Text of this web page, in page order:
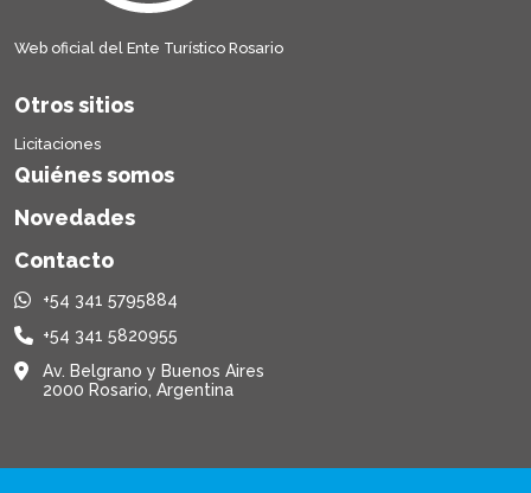
Web oficial del Ente Turístico Rosario
Otros sitios
Licitaciones
Quiénes somos
Novedades
Contacto
+54 341 5795884
+54 341 5820955
Av. Belgrano y Buenos Aires
2000 Rosario, Argentina